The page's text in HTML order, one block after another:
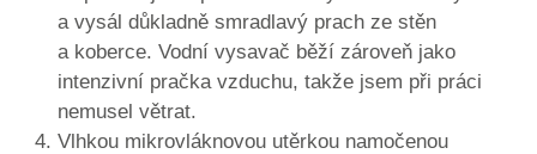
a vysál důkladně smradlavý prach ze stěn
a koberce. Vodní vysavač běží zároveň jako
intenzivní pračka vzduchu, takže jsem při práci
nemusel větrat.
Vlhkou mikrovláknovou utěrkou namočenou